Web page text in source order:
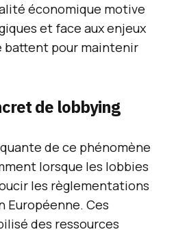
économique motive
et face aux enjeux
battent pour maintenir
de lobbying
de ce phénomène
lorsque les lobbies
les règlementations
Européenne. Ces
des ressources